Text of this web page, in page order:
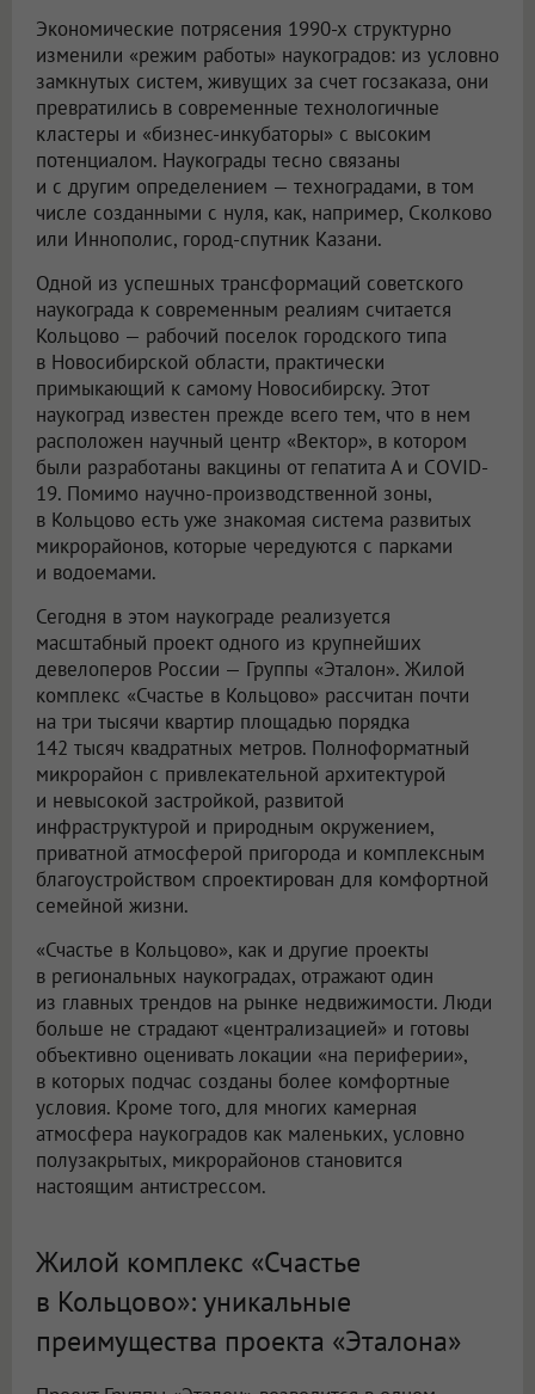
Экономические потрясения 1990-х структурно
изменили «режим работы» наукоградов: из условно
замкнутых систем, живущих за счет госзаказа, они
превратились в современные технологичные
кластеры и «бизнес-инкубаторы» с высоким
потенциалом. Наукограды тесно связаны
и с другим определением — техноградами, в том
числе созданными с нуля, как, например, Сколково
или Иннополис, город-спутник Казани.
Одной из успешных трансформаций советского
наукограда к современным реалиям считается
Кольцово — рабочий поселок городского типа
в Новосибирской области, практически
примыкающий к самому Новосибирску. Этот
наукоград известен прежде всего тем, что в нем
расположен научный центр «Вектор», в котором
были разработаны вакцины от гепатита А и COVID-
19. Помимо научно-производственной зоны,
в Кольцово есть уже знакомая система развитых
микрорайонов, которые чередуются с парками
и водоемами.
Сегодня в этом наукограде реализуется
масштабный проект одного из крупнейших
девелоперов России — Группы «Эталон». Жилой
комплекс «Счастье в Кольцово» рассчитан почти
на три тысячи квартир площадью порядка
142 тысяч квадратных метров. Полноформатный
микрорайон с привлекательной архитектурой
и невысокой застройкой, развитой
инфраструктурой и природным окружением,
приватной атмосферой пригорода и комплексным
благоустройством спроектирован для комфортной
семейной жизни.
«Счастье в Кольцово», как и другие проекты
в региональных наукоградах, отражают один
из главных трендов на рынке недвижимости. Люди
больше не страдают «централизацией» и готовы
объективно оценивать локации «на периферии»,
в которых подчас созданы более комфортные
условия. Кроме того, для многих камерная
атмосфера наукоградов как маленьких, условно
полузакрытых, микрорайонов становится
настоящим антистрессом.
Жилой комплекс «Счастье
в Кольцово»: уникальные
преимущества проекта «Эталона»